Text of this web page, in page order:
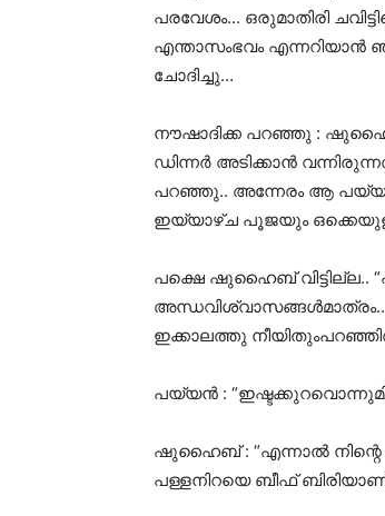
പരവേശം… ഒരുമാതിരി
എന്താസംഭവം എന്നറിയാൻ
ചോദിച്ചു…
നൗഷാദിക്ക പറഞ്ഞു :
ഡിന്നർ അടിക്കാൻ
പറഞ്ഞു.. അന്നേരം ആ
ഇയ്യാഴ്ച പൂജയും
പക്ഷെ ഷുഹൈബ് വിട്ടില്ല..
ഇക്കാലത്തു
പയ്യൻ :
ഷുഹൈബ് : “എന്നാൽ
പള്ളനിറയെ ബീഫ്